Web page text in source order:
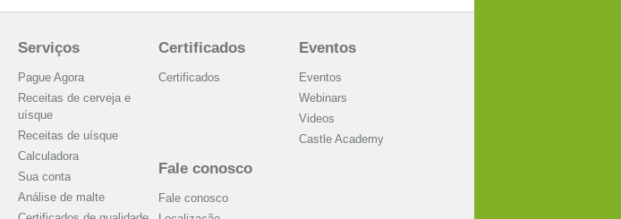
Serviços
Pague Agora
Receitas de cerveja e
uísque
Receitas de uísque
Calculadora
Sua conta
Análise de malte
Certificados
Certificados
Eventos
Eventos
Webinars
Videos
Castle Academy
Fale conosco
Fale conosco